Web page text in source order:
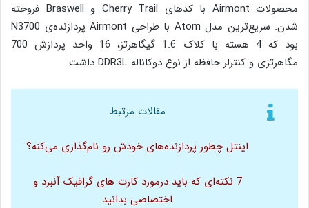
محصولات Airmont با کدهای Cherry Trail و Braswell فروخته
شدن. سریع‌ترین مدل Atom با طراحی Airmont پردازنده‌ی N3700
بود که 4 هسته با کلاک 1.6 گیگاهرتز، 16 واحد پردازش 700
مگاهرتزی و کنترلر حافظه از نوع دوکاناله DDR3L داشت.
مقالات مرتبط
اینتل چطور پردازنده‌های خودش رو نام‌گذاری می‌کنه؟
7 نکته‌ای که باید درمورد کارت های گرافیک آنبرد و
اختصاصی بدانید